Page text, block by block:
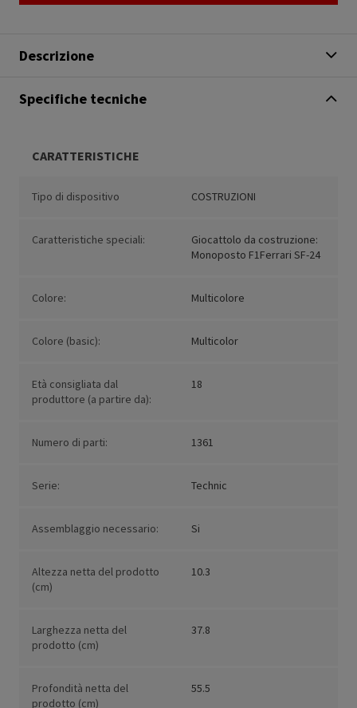
Descrizione
Specifiche tecniche
CARATTERISTICHE
Tipo di dispositivo COSTRUZIONI
Caratteristiche speciali:
Giocattolo da costruzione:
Monoposto F1Ferrari SF-24
Colore: Multicolore
Colore (basic): Multicolor
Età consigliata dal
produttore (a partire da):
18
Numero di parti: 1361
Serie: Technic
Assemblaggio necessario: Si
Altezza netta del prodotto
(cm)
10.3
Larghezza netta del
prodotto (cm)
37.8
Profondità netta del
prodotto (cm)
55.5